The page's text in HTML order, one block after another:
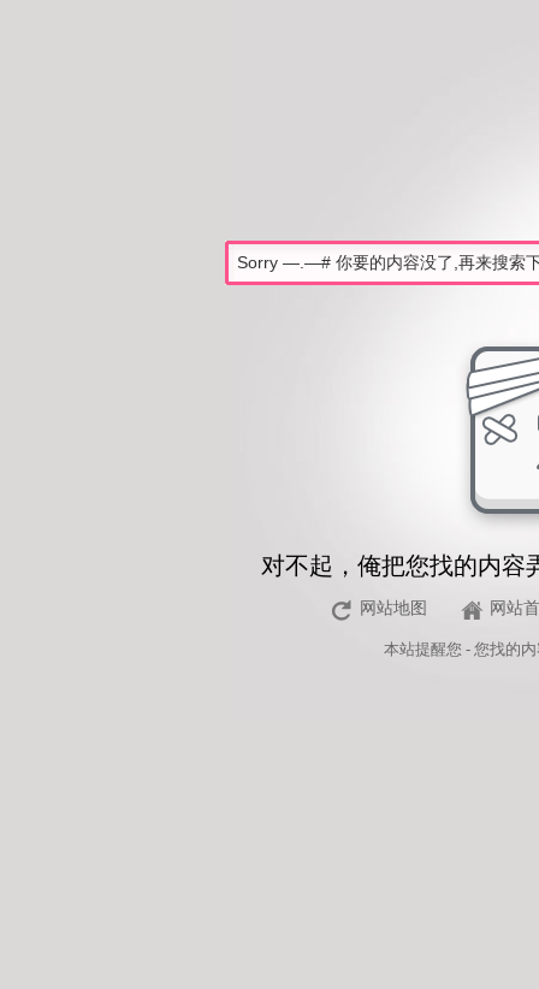
对不起，俺把您找的内容
网站地图 网站
本站提醒您 - 您找的